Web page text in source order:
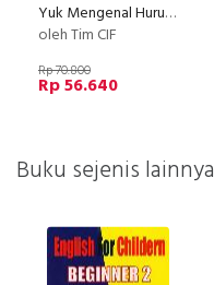
Yuk Mengenal Huruf Hijaiyah (untuk anak 4-6 tahun)
oleh Tim CIF
Rp 70.800
Rp 56.640
Buku sejenis lainnya